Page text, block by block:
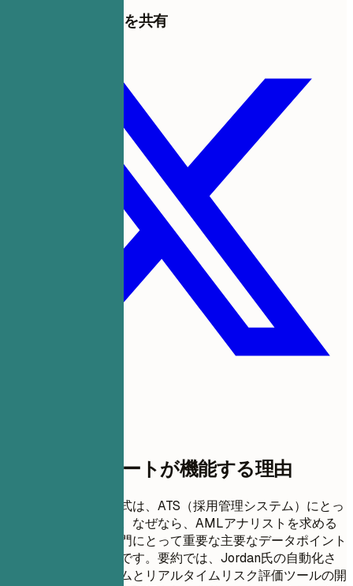
このテンプレートを共有
このテンプレートが機能する理由
この職務経歴書の形式は、ATS（採用管理システム）にとっ
て非常に効果的です。なぜなら、AMLアナリストを求める
採用担当者や人事部門にとって重要な主要なデータポイント
が含まれているからです。要約では、Jordan氏の自動化さ
れた取引監視システムとリアルタイムリスク評価ツールの開